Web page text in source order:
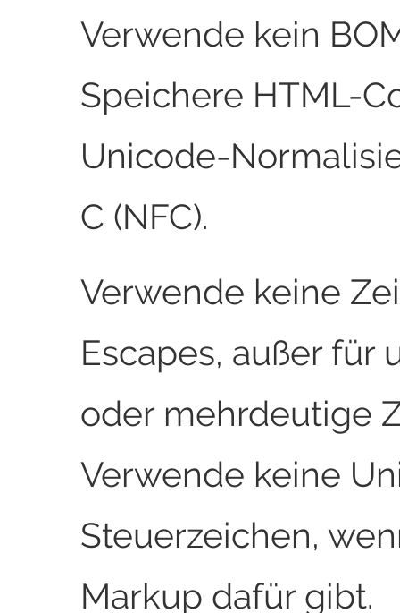
Verwende kein
Speichere HTML-
Unicode-
C (NFC).
Verwende keine
Escapes, außer für
oder mehrdeutige
Verwende keine
Steuerzeichen,
Markup dafür gibt.